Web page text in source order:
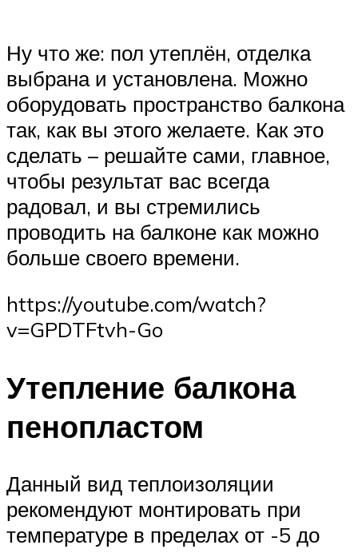
Ну что же: пол утеплён, отделка
выбрана и установлена. Можно
оборудовать пространство балкона
так, как вы этого желаете. Как это
сделать – решайте сами, главное,
чтобы результат вас всегда
радовал, и вы стремились
проводить на балконе как можно
больше своего времени.
https://youtube.com/watch?
v=GPDTFtvh-Go
Утепление балкона
пенопластом
Данный вид теплоизоляции
рекомендуют монтировать при
температуре в пределах от -5 до